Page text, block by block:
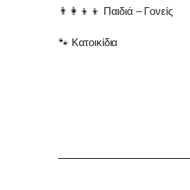
👨‍👩‍👦‍👦 Παιδιά – Γονείς
🐾 Κατοικίδια